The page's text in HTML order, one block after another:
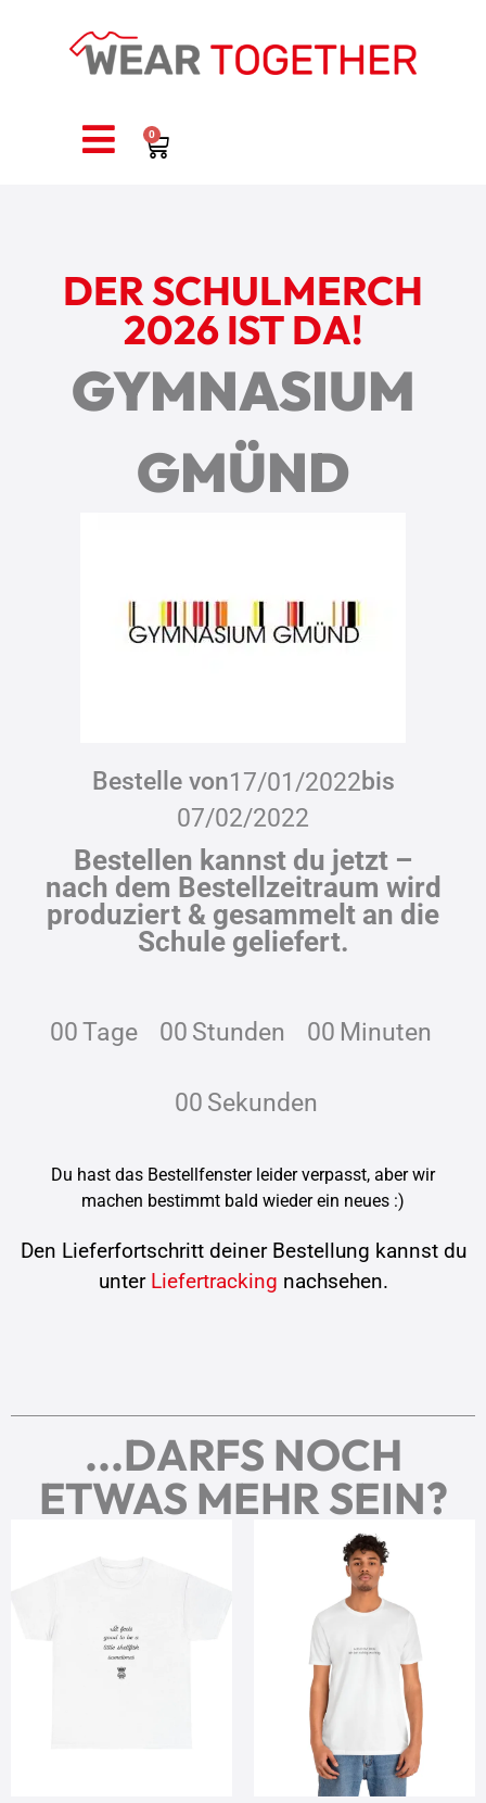
0
DER SCHULMERCH
2026 IST DA!
GYMNASIUM
GMÜND
Bestelle von17/01/2022bis
07/02/2022
Bestellen kannst du jetzt –
nach dem Bestellzeitraum wird
produziert & gesammelt an die
Schule geliefert.
00Tage 00 Stunden 00 Minuten
00 Sekunden
Du hast das Bestellfenster leider verpasst, aber wir
machen bestimmt bald wieder ein neues :)
Den Lieferfortschritt deiner Bestellung kannst du
unter Liefertracking nachsehen.
...DARFS NOCH
ETWAS MEHR SEIN?